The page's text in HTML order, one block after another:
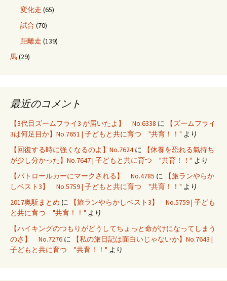
変化走 (65)
試合 (70)
距離走 (139)
馬(29)
最近のコメント
【3代目ズームフライ3 が届いたよ】 No.6338 に
【ズームフライ
3は何足目か】No.7651 | 子どもと共に育つ "共育！！" より
【回復する時に強くなるのよ】No.7624に
【休養を恐れる氣持ち
が少し分かった】No.7647 | 子どもと共に育つ "共育！！" より
【パトロールカーにマークされる】 No.4785 に
【旅ランやらか
しベスト3】 No.5759 | 子どもと共に育つ "共育！！" より
2017奥駈まとめ に
【旅ランやらかしベスト3】 No.5759 | 子ども
と共に育つ "共育！！" より
【ハイキングのつもりがどうしてちょっと命がけになってしまう
のさ】 No.7276 に
【私の旅日記は面白いじゃないか】No.7643 |
子どもと共に育つ "共育！！" より